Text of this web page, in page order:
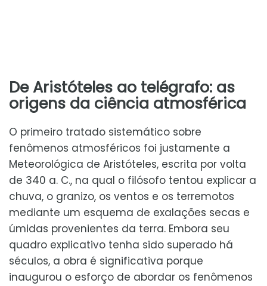
De Aristóteles ao telégrafo: as
origens da ciência atmosférica
O primeiro tratado sistemático sobre
fenômenos atmosféricos foi justamente a
Meteorológica de Aristóteles, escrita por volta
de 340 a. C., na qual o filósofo tentou explicar a
chuva, o granizo, os ventos e os terremotos
mediante um esquema de exalações secas e
úmidas provenientes da terra. Embora seu
quadro explicativo tenha sido superado há
séculos, a obra é significativa porque
inaugurou o esforço de abordar os fenômenos